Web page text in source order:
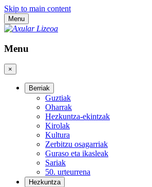
Skip to main content
Menu
Menu
×
Berriak
Guztiak
Oharrak
Hezkuntza-ekintzak
Kirolak
Kultura
Zerbitzu osagarriak
Guraso eta ikasleak
Sariak
50. urteurrena
Hezkuntza